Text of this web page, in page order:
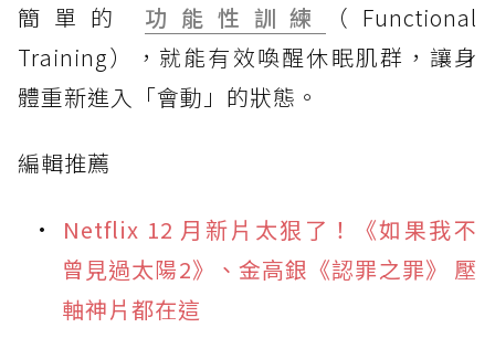
簡單的 功能性訓練
（Functional
Training），就能有效喚醒休眠肌群，讓身
體重新進入「會動」的狀態。
編輯推薦
Netflix 12 月新片太狠了！《如果我不
曾見過太陽2》、金高銀《認罪之罪》 壓
軸神片都在這